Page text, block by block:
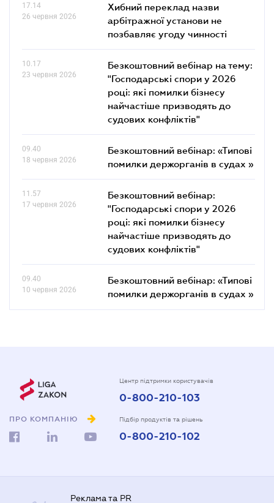
17.14
26 червня 2026
Хибний переклад назви
арбітражної установи не
позбавляє угоду чинності
10.17
23 червня 2026
Безкоштовний вебінар на тему:
"Господарські спори у 2026
році: які помилки бізнесу
найчастіше призводять до
судових конфліктів"
09.40
18 червня 2026
Безкоштовний вебінар: «Типові
помилки держорганів в судах »
11.57
17 червня 2026
Безкоштовний вебінар:
"Господарські спори у 2026
році: які помилки бізнесу
найчастіше призводять до
судових конфліктів"
09.40
10 червня 2026
Безкоштовний вебінар: «Типові
помилки держорганів в судах »
ПРО КОМПАНІЮ
Центр підтримки користувачів
0-800-210-103
Підбір продуктів та рішень
0-800-210-102
Реклама та PR